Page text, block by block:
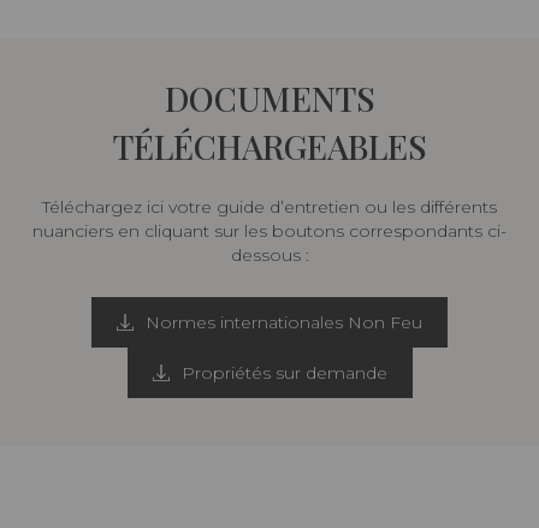
DOCUMENTS
TÉLÉCHARGEABLES
Téléchargez ici votre guide d’entretien ou les différents
nuanciers en cliquant sur les boutons correspondants ci-
dessous :
Normes internationales Non Feu
Propriétés sur demande